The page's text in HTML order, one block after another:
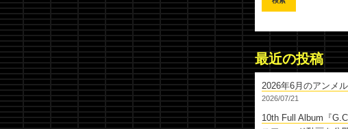
最近の投稿
2026年6月のアンメ
2026/07/21
10th Full Album『